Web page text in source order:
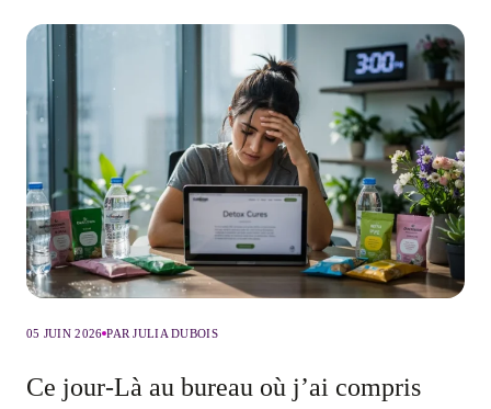
05 JUIN 2026 PAR JULIA DUBOIS
Ce jour-Là au bureau où j’ai compris